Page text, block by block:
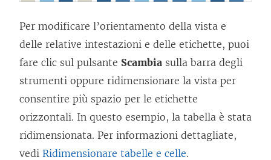
Per modificare l’orientamento della vista e
delle relative intestazioni e delle etichette, puoi
fare clic sul pulsante Scambia sulla barra degli
strumenti oppure ridimensionare la vista per
consentire più spazio per le etichette
orizzontali. In questo esempio, la tabella è stata
ridimensionata. Per informazioni dettagliate,
vedi Ridimensionare tabelle e celle.